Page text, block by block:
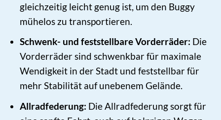
gleichzeitig leicht genug ist, um den Buggy
mühelos zu transportieren.
Schwenk- und feststellbare Vorderräder: Die
Vorderräder sind schwenkbar für maximale
Wendigkeit in der Stadt und feststellbar für
mehr Stabilität auf unebenem Gelände.
Allradfederung: Die Allradfederung sorgt für